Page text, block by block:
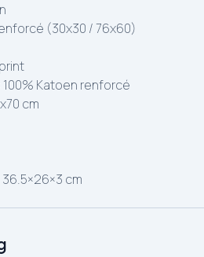
(30x30 / 76x60)
100% Katoen renforcé
cm
36.5×26×3 cm